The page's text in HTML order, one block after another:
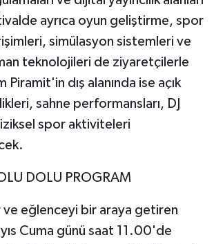
ayrıca oyun geliştirme, spor
simülasyon sistemleri ve
teknolojileri de ziyaretçilerle
Piramit'in dış alanında ise açık
sahne performansları, DJ
spor aktiviteleri
DOLU PROGRAM
eğlenceyi bir araya getiren
Cuma günü saat 11.00'de